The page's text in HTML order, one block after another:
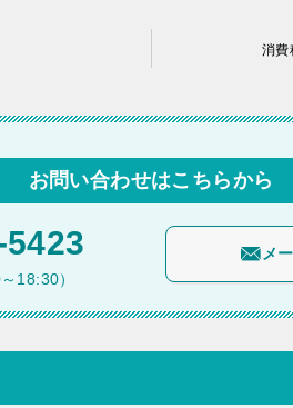
消費
お問い合わせはこちらから
18:30）
メ